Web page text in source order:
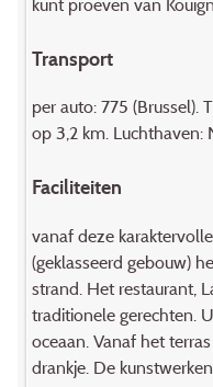
Transport
per auto: 775 (Brussel).
op 3,2 km. Luchthaven:
Faciliteiten
vanaf deze
(geklasseerd gebouw)
strand. Het restaurant,
traditionele gerechten.
oceaan. Vanaf het
drankje. De